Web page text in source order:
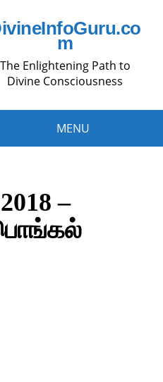
m
The Enlightening Path to
Divine Consciousness
MENU
–